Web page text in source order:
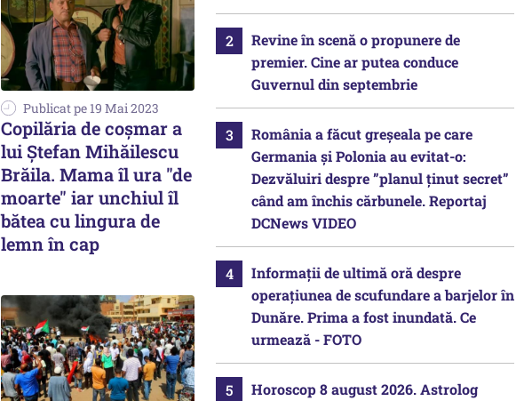
Publicat pe 19 Mai 2023
Copilăria de coşmar a
lui Ştefan Mihăilescu
Brăila. Mama îl ura "de
moarte" iar unchiul îl
bătea cu lingura de
lemn în cap
Revine în scenă o propunere de
premier. Cine ar putea conduce
Guvernul din septembrie
România a făcut greșeala pe care
Germania și Polonia au evitat-o:
Dezvăluiri despre ”planul ținut secret”
când am închis cărbunele. Reportaj
DCNews VIDEO
Informații de ultimă oră despre
operațiunea de scufundare a barjelor în
Dunăre. Prima a fost inundată. Ce
urmează - FOTO
Horoscop 8 august 2026. Astrolog